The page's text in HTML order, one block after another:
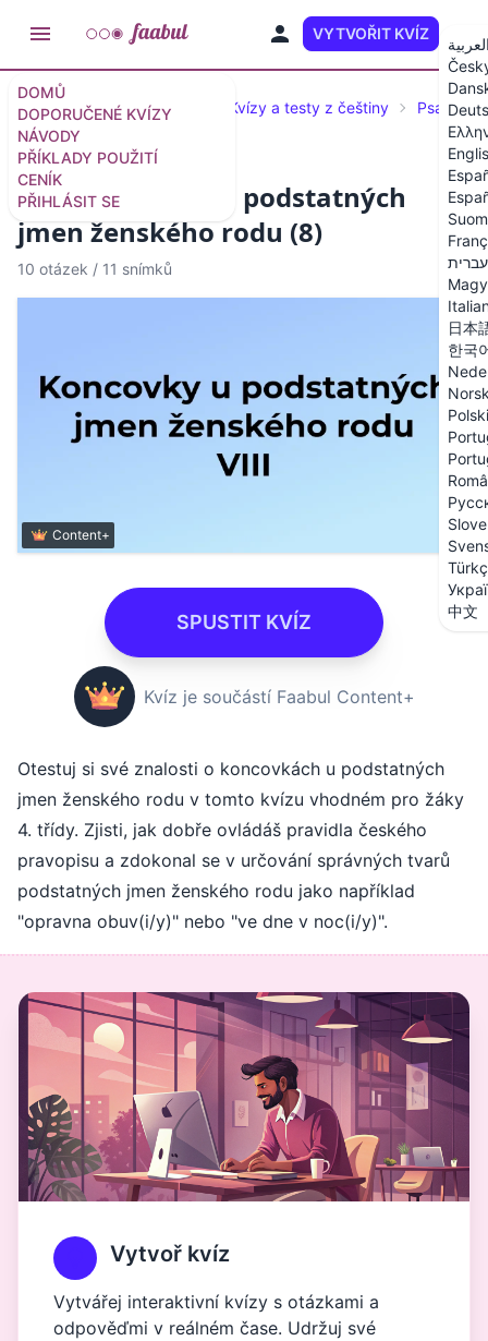
DOMŮ
DOPORUČENÉ KVÍZY
NÁVODY
PŘÍKLADY POUŽITÍ
CENÍK
PŘIHLÁSIT SE
VYTVOŘIT KVÍZ
עברית
日本
한국
Polski
中文
Doporučené kvízy a testy Kvízy a testy z češtiny Psaní i/y
Kvíz: Koncovky u podstatných
jmen ženského rodu (8)
10 otázek / 11 snímků
Content+
SPUSTIT KVÍZ
Kvíz je součástí Faabul Content+
Otestuj si své znalosti o koncovkách u podstatných
jmen ženského rodu v tomto kvízu vhodném pro žáky
4. třídy. Zjisti, jak dobře ovládáš pravidla českého
pravopisu a zdokonal se v určování správných tvarů
podstatných jmen ženského rodu jako například
"opravna obuv(i/y)" nebo "ve dne v noc(i/y)".
Vytvoř kvíz
Vytvářej interaktivní kvízy s otázkami a
odpověďmi v reálném čase. Udržuj své